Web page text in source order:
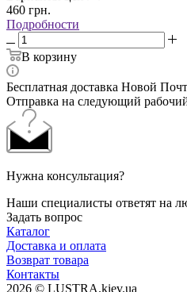
460 грн.
Подробности
В корзину
Бесплатная доставка Новой
Отправка на следующий
Нужна консультация?
Наши специалисты ответят на
Задать вопрос
Каталог
Доставка и оплата
Возврат товара
Контакты
2026 © LUSTRA.kiev.ua